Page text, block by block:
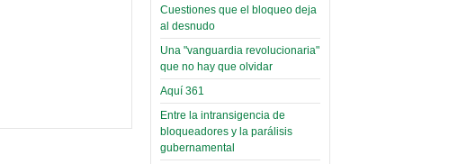
Leer Más...
Read more...
Cosmética
descolonizadora
(Miscelánea
palaciega 7)
El Infamatorio
Lunes, 27 Mayo 2019
Cuestiones que el bloqueo deja
al desnudo
Una "vanguardia revolucionaria"
que no hay que olvidar
Aquí 361
Entre la intransigencia de
bloqueadores y la parálisis
gubernamental